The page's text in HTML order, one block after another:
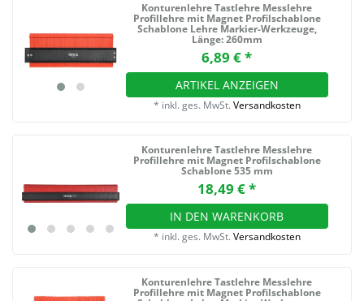
Konturenlehre Tastlehre Messlehre
Profillehre mit Magnet Profilschablone
Schablone Lehre Markier-Werkzeuge,
Länge: 260mm
6,89 € *
ARTIKEL ANZEIGEN
* inkl. ges. MwSt. Versandkosten
Konturenlehre Tastlehre Messlehre
Profillehre mit Magnet Profilschablone
Schablone 535 mm
18,49 € *
IN DEN WARENKORB
* inkl. ges. MwSt. Versandkosten
Konturenlehre Tastlehre Messlehre
Profillehre mit Magnet Profilschablone